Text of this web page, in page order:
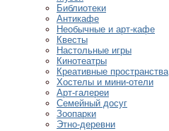
Библиотеки
Антикафе
Необычные и арт-кафе
Квесты
Настольные игры
Кинотеатры
Креативные пространства
Хостелы и мини-отели
Арт-галереи
Семейный досуг
Зоопарки
Этно-деревни